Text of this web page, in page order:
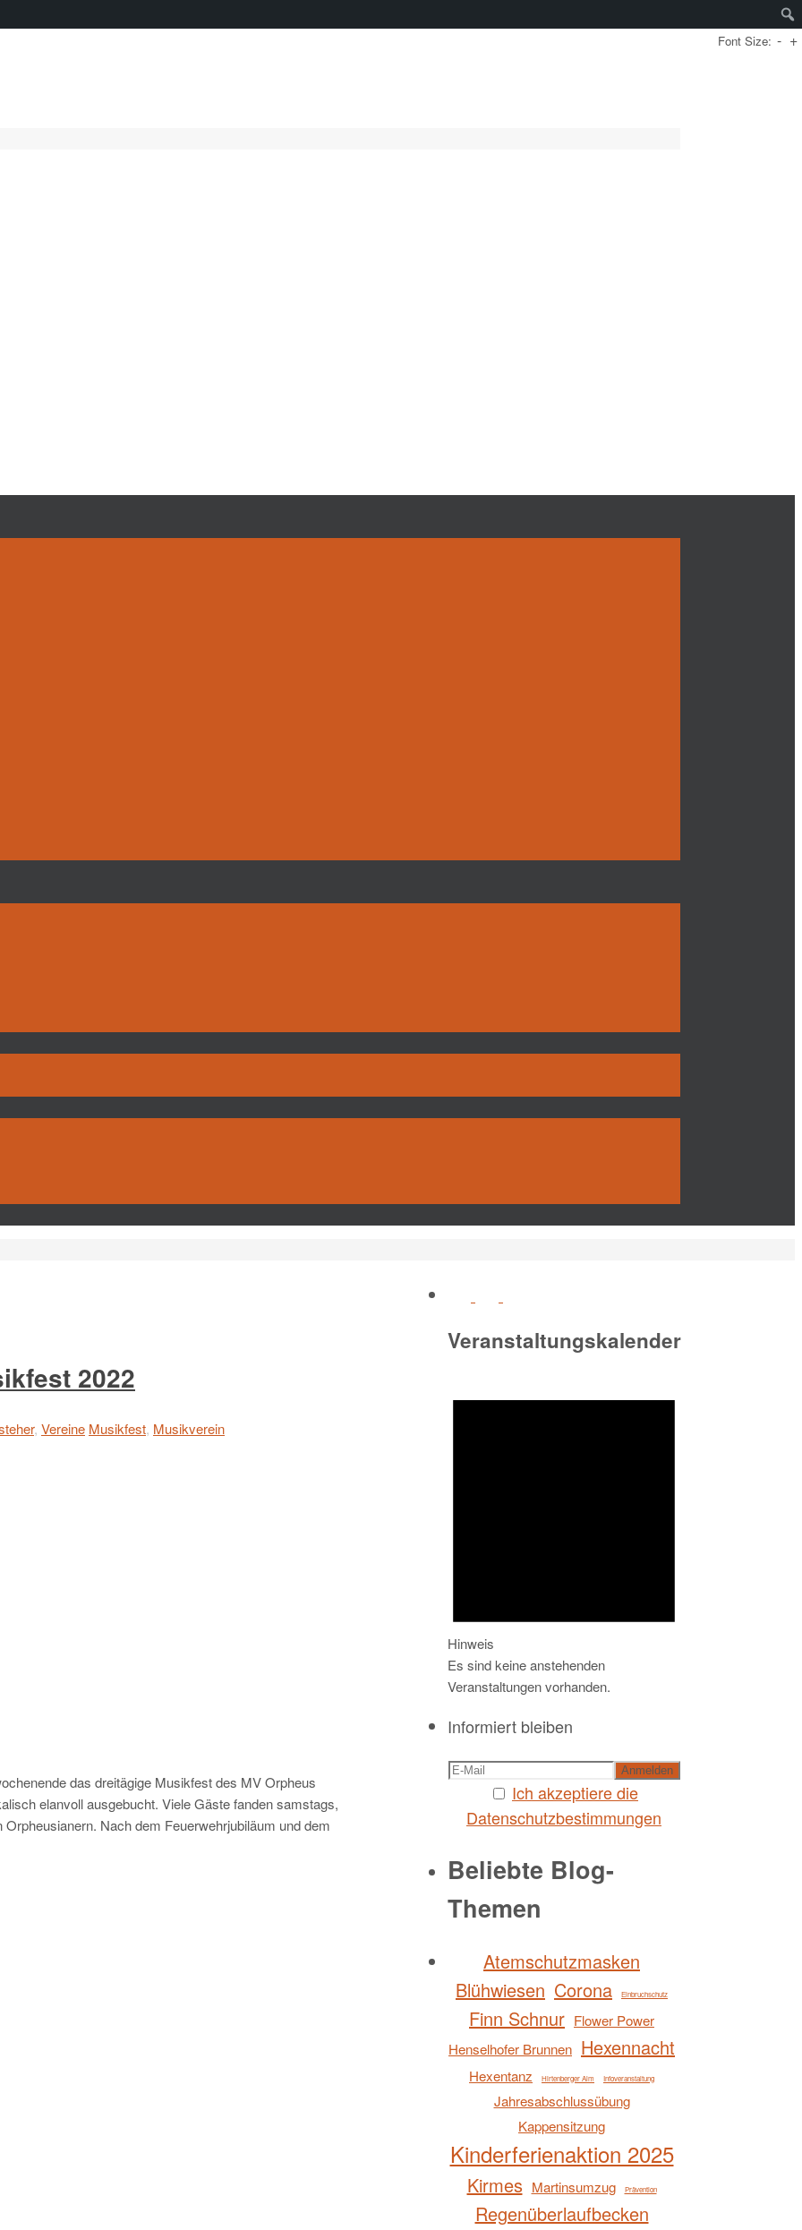
2022
, Vereine Musikfest, Musikverein
das dreitägige Musikfest des MV Orpheus
elanvoll ausgebucht. Viele Gäste fanden samstags,
Nach dem Feuerwehrjubiläum und dem
Veranstaltungskalender
Hinweis
Es sind keine anstehenden
Veranstaltungen vorhanden.
Informiert bleiben
Ich akzeptiere die
Datenschutzbestimmungen
Beliebte Blog-
Themen
Atemschutzmasken
Blühwiesen Corona Einbruchschutz
Finn Schnur Flower Power
Henselhofer Brunnen Hexennacht
Hexentanz Hirtenberger Alm Infoveranstaltung
Jahresabschlussübung
Kappensitzung
Kinderferienaktion 2025
Kirmes Martinsumzug Prävention
Regenüberlaufbecken
Font Size: - +